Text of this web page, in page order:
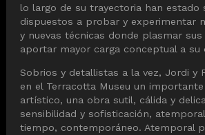
lo largo de su trayectoria han estado
dispuestos a probar y experimentar
y nuevas técnicas donde plasmar sus
aportar mayor carga conceptual a su
Sobrios y detallistas a la vez, Jordi y
en el Terracotta Museu un
artístico, una obra sutil, cálida y
sensibilidad y sofisticación,
tiempo, contemporáneo. Atemporal